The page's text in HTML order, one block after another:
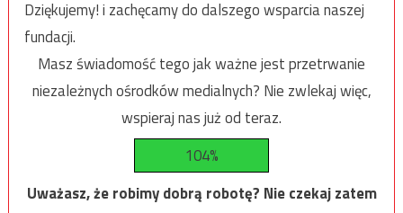
Dziękujemy! i zachęcamy do dalszego wsparcia naszej
fundacji.
Masz świadomość tego jak ważne jest przetrwanie
niezależnych ośrodków medialnych? Nie zwlekaj więc,
wspieraj nas już od teraz.
104%
Uważasz, że robimy dobrą robotę? Nie czekaj zatem